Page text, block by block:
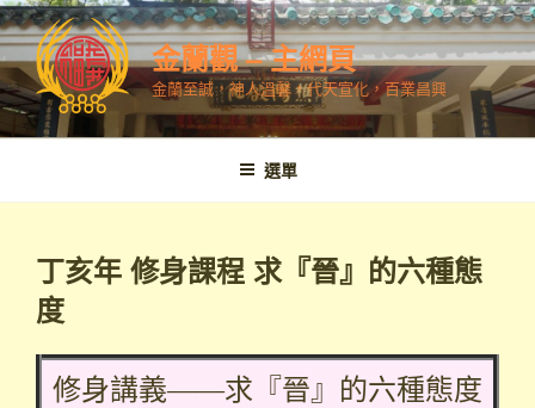
跳
至
內
容
金蘭觀 – 主網頁
金蘭至誠，神人溫馨，代天宣化，百業昌興
選單
丁亥年 修身課程 求『晉』的六種態
度
修身講義——求『晉』的六種態度